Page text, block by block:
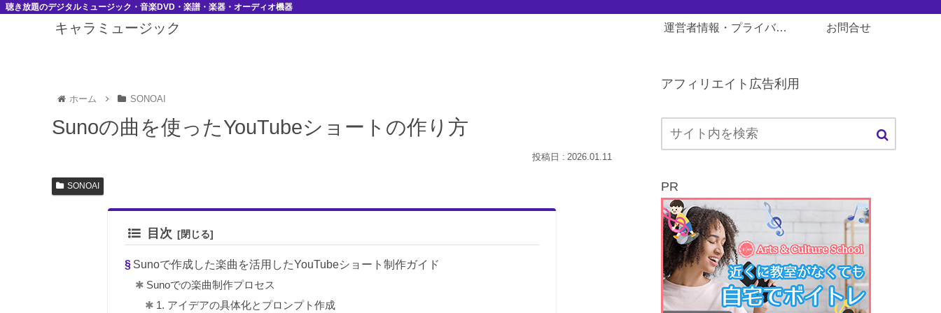
聴き放題のデジタルミュージック・音楽DVD・楽譜・楽器・オーディオ機器
キャラミュージック 運営者情報・プライバシーポリシー お問合せ
ホーム SONOAI
Sunoの曲を使ったYouTubeショートの作り方
2026.01.11
SONOAI
目次
Sunoで作成した楽曲を活用したYouTubeショート制作ガイド
Sunoでの楽曲制作プロセス
1. アイデアの具体化とプロンプト作成
アフィリエイト広告利用
PR